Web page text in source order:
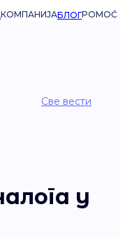
КОМПАНИЈАБЛОГPOMOĆ
Све вести
у